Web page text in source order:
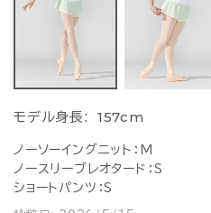
モデル身長: 157cm
ノーソーイングニット：M
ノースリーブレオタード：S
ショートパンツ：S